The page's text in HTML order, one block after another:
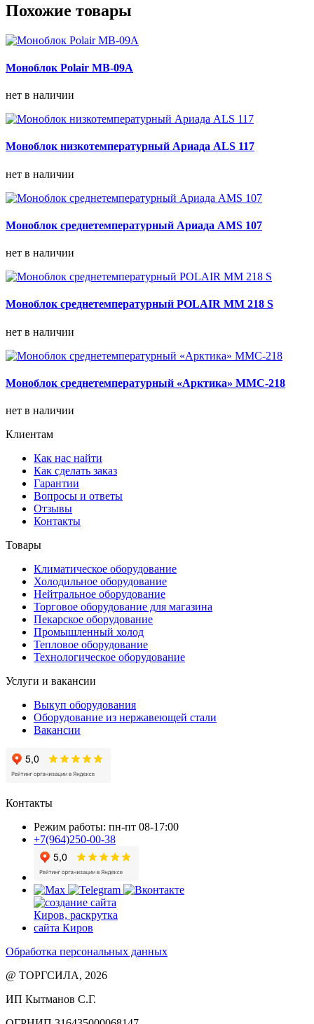
Похожие товары
Моноблок Polair MB-09A
нет в наличии
Моноблок низкотемпературный Ариада ALS 117
нет в наличии
Моноблок среднетемпературный Ариада AMS 107
нет в наличии
Моноблок среднетемпературный POLAIR MM 218 S
нет в наличии
Моноблок среднетемпературный «Арктика» ММС-218
нет в наличии
Клиентам
Как нас найти
Как сделать заказ
Гарантии
Вопросы и ответы
Отзывы
Контакты
Товары
Климатическое оборудование
Холодильное оборудование
Нейтральное оборудование
Торговое оборудование для магазина
Пекарское оборудование
Промышленный холод
Тепловое оборудование
Технологическое оборудование
Услуги и вакансии
Выкуп оборудования
Оборудование из нержавеющей стали
Вакансии
Контакты
Режим работы: пн-пт 08-17:00
+7(964)250-00-38
Обработка персональных данных
@ ТОРГСИЛА, 2026
ИП Кытманов С.Г.